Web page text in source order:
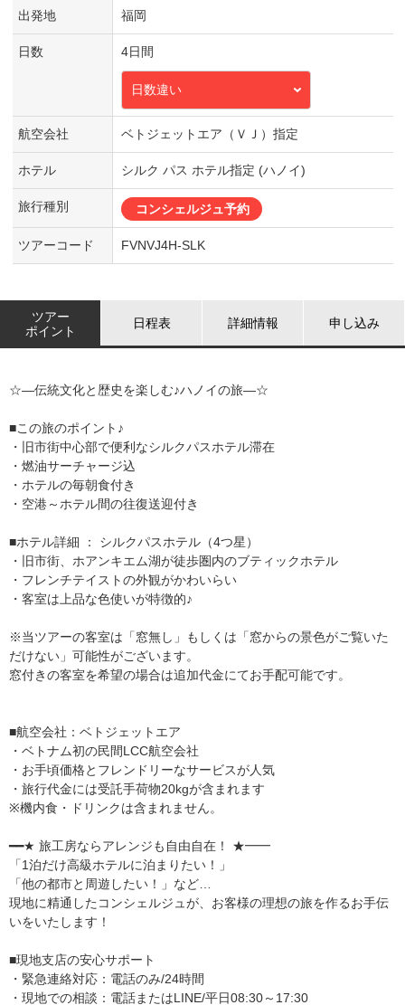
出発地 福岡
日数 4日間
日数違い
航空会社 ベトジェットエア（ＶＪ）指定
ホテル シルク パス ホテル指定 (ハノイ)
旅行種別 コンシェルジュ予約
ツアーコード FVNVJ4H-SLK
ツアー
ポイント
日程表 詳細情報 申し込み
☆―伝統文化と歴史を楽しむ♪ハノイの旅―☆
■この旅のポイント♪
・旧市街中心部で便利なシルクパスホテル滞在
・燃油サーチャージ込
・ホテルの毎朝食付き
・空港～ホテル間の往復送迎付き
■ホテル詳細 ： シルクパスホテル（4つ星）
・旧市街、ホアンキエム湖が徒歩圏内のブティックホテル
・フレンチテイストの外観がかわいらい
・客室は上品な色使いが特徴的♪
※当ツアーの客室は「窓無し」もしくは「窓からの景色がご覧いた
だけない」可能性がございます。
窓付きの客室を希望の場合は追加代金にてお手配可能です。
■航空会社：ベトジェットエア
・ベトナム初の民間LCC航空会社
・お手頃価格とフレンドリーなサービスが人気
・旅行代金には受託手荷物20kgが含まれます
※機内食・ドリンクは含まれません。
━━★ 旅工房ならアレンジも自由自在！ ★━━
「1泊だけ高級ホテルに泊まりたい！」
「他の都市と周遊したい！」など…
現地に精通したコンシェルジュが、お客様の理想の旅を作るお手伝
いをいたします！
■現地支店の安心サポート
・緊急連絡対応：電話のみ/24時間
・現地での相談：電話またはLINE/平日08:30～17:30